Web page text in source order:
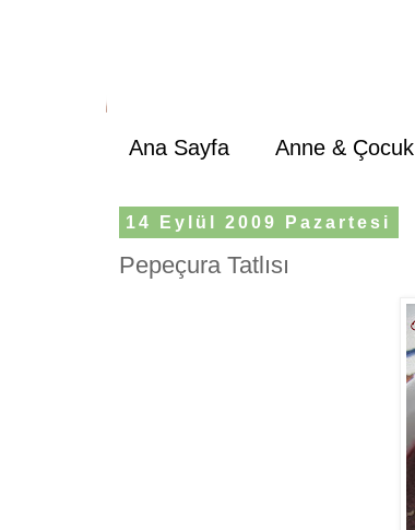
Ana Sayfa Anne & Çocuk
14 Eylül 2009 Pazartesi
Pepeçura Tatlısı